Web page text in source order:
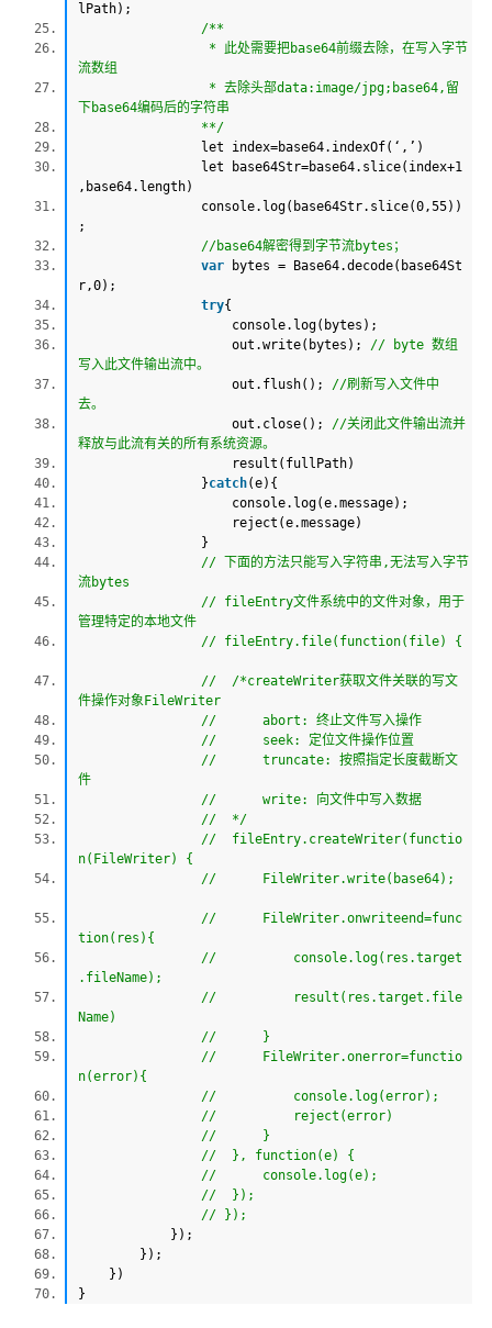
lPath);
/**
* 此处需要把base64前缀去除，在写入字节
流数组
* 去除头部data:image/jpg;base64,留
下base64编码后的字符串
**/
let index=base64.indexOf(‘,’)
let base64Str=base64.slice(index+1
,base64.length)
console.log(base64Str.slice(0,55))
;
//base64解密得到字节流bytes；
varbytes = Base64.decode(base64St
r,0);
try{
console.log(bytes);
out.write(bytes);
// byte 数组
写入此文件输出流中。
out.flush();
//刷新写入文件中
去。
out.close();
//关闭此文件输出流并
释放与此流有关的所有系统资源。
result(fullPath)
}catch(e){
console.log(e.message);
reject(e.message)
}
// 下面的方法只能写入字符串,无法写入字节
流bytes
// fileEntry文件系统中的文件对象，用于
管理特定的本地文件
// fileEntry.file(function(file) {
// /*createWriter获取文件关联的写文
件操作对象FileWriter
// abort: 终止文件写入操作
// seek: 定位文件操作位置
// truncate: 按照指定长度截断文
件
// write: 向文件中写入数据
// */
// fileEntry.createWriter(functio
n(FileWriter) {
// FileWriter.write(base64);
// FileWriter.onwriteend=func
tion(res){
// console.log(res.target
.fileName);
// result(res.target.file
Name)
// }
// FileWriter.onerror=functio
n(error){
// console.log(error);
// reject(error)
// }
// }, function(e) {
// console.log(e);
// });
// });
});
});
})
}